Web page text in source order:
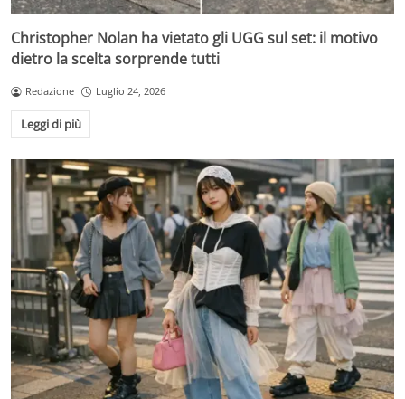
Christopher Nolan ha vietato gli UGG sul set: il motivo
dietro la scelta sorprende tutti
Redazione Luglio 24, 2026
Leggi di più